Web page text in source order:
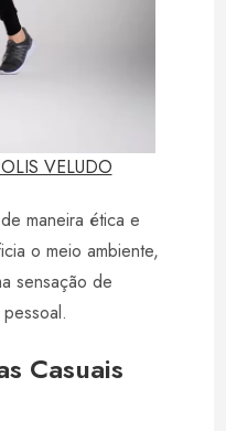
VELUDO
maneira ética e
o meio ambiente,
sensação de
Casuais